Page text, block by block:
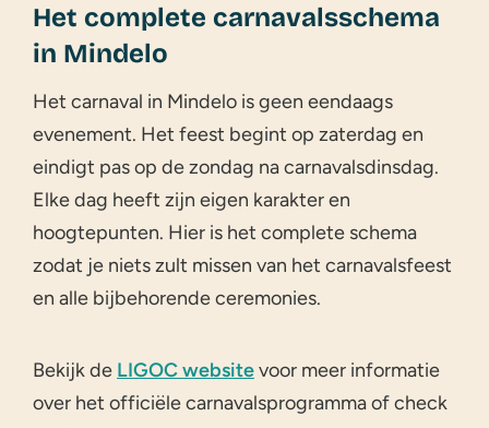
Het complete carnavalsschema
in Mindelo
Het carnaval in Mindelo is geen eendaags
evenement. Het feest begint op zaterdag en
eindigt pas op de zondag na carnavalsdinsdag.
Elke dag heeft zijn eigen karakter en
hoogtepunten. Hier is het complete schema
zodat je niets zult missen van het carnavalsfeest
en alle bijbehorende ceremonies.
Bekijk de LIGOC websitevoor meer informatie
over het officiële carnavalsprogramma of check